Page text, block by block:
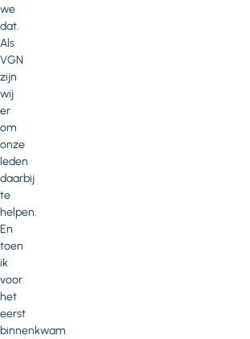
we
dat.
Als
VGN
zijn
wij
er
om
onze
leden
daarbij
te
helpen.
En
toen
ik
voor
het
eerst
binnenkwam